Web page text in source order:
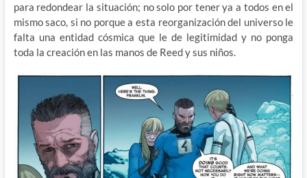
para redondear la situación; no solo por tener ya a todos en el
mismo saco, si no porque a esta reorganización del universo le
falta una entidad cósmica que le de legitimidad y no ponga
toda la creación en las manos de Reed y sus niños.